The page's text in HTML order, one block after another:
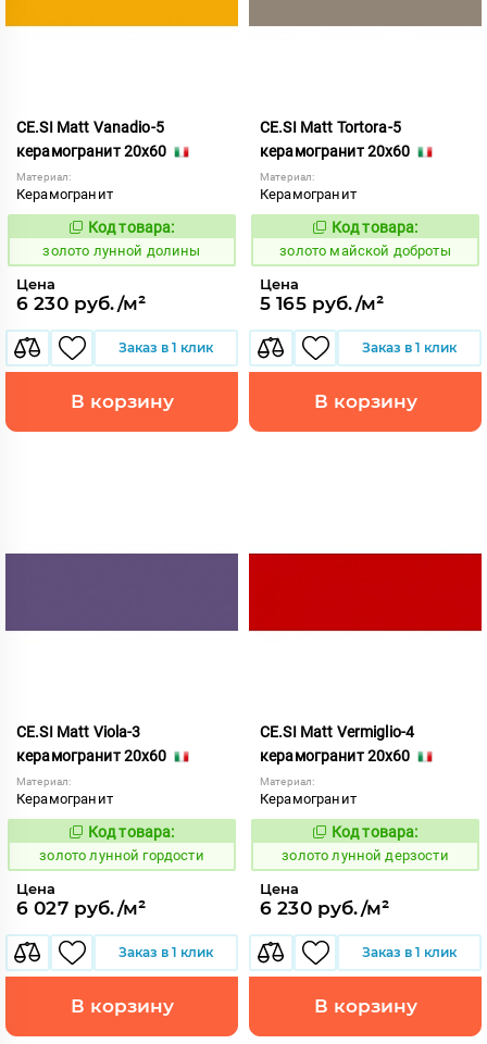
CE.SI Matt Vanadio-5
керамогранит 20x60
Материал:
Керамогранит
521896
Код товара:
золото лунной долины
Цена
6 230 руб./м²
Заказ в 1 клик
В корзину
CE.SI Matt Tortora-5
керамогранит 20x60
Материал:
Керамогранит
522122
Код товара:
золото майской доброты
Цена
5 165 руб./м²
Заказ в 1 клик
В корзину
CE.SI Matt Viola-3
керамогранит 20x60
Материал:
Керамогранит
521893
Код товара:
золото лунной гордости
Цена
6 027 руб./м²
Заказ в 1 клик
В корзину
CE.SI Matt Vermiglio-4
керамогранит 20x60
Материал:
Керамогранит
521895
Код товара:
золото лунной дерзости
Цена
6 230 руб./м²
Заказ в 1 клик
В корзину